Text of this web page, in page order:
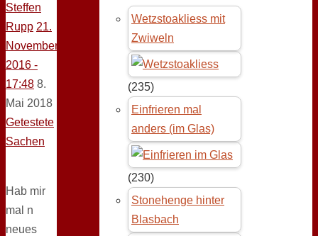
Steffen
Rupp 21.
November
2016 -
17:48 8.
Mai 2018
Getestete
Sachen
Hab mir
mal n
neues
Wetzstoakliess mit
Zwiweln
(235)
Einfrieren mal
anders (im Glas)
(230)
Stonehenge hinter
Blasbach